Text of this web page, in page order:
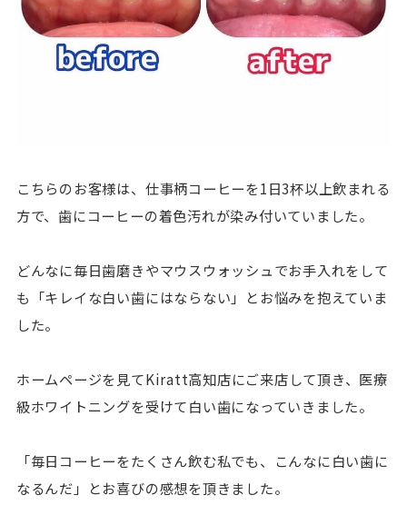
こちらのお客様は、仕事柄コーヒーを1日3杯以上飲まれる
方で、歯にコーヒーの着色汚れが染み付いていました。
どんなに毎日歯磨きやマウスウォッシュでお手入れをして
も「キレイな白い歯にはならない」とお悩みを抱えていま
した。
ホームページを見てKiratt高知店にご来店して頂き、医療
級ホワイトニングを受けて白い歯になっていきました。
「毎日コーヒーをたくさん飲む私でも、こんなに白い歯に
なるんだ」とお喜びの感想を頂きました。